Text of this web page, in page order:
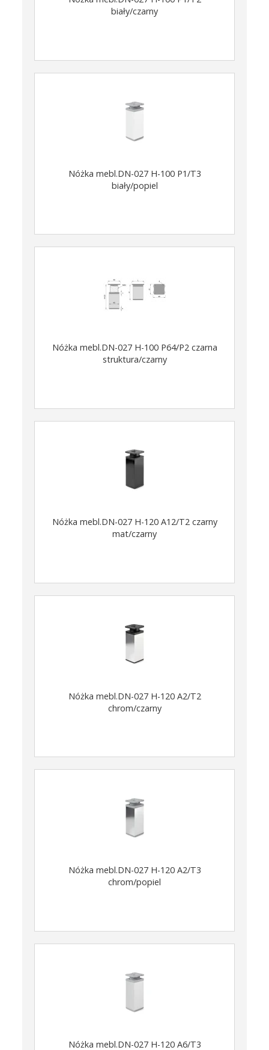
biały/czarny
Nóżka mebl.DN-027 H-100 P1/T3
biały/popiel
Nóżka mebl.DN-027 H-100 P64/P2 czarna
struktura/czarny
Nóżka mebl.DN-027 H-120 A12/T2 czarny
mat/czarny
Nóżka mebl.DN-027 H-120 A2/T2
chrom/czarny
Nóżka mebl.DN-027 H-120 A2/T3
chrom/popiel
Nóżka mebl.DN-027 H-120 A6/T3